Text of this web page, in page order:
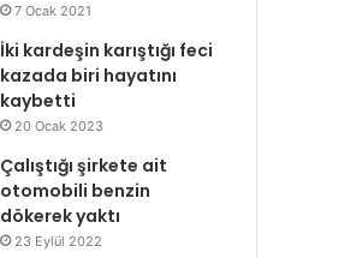
7 Ocak 2021
İki kardeşin karıştığı feci
kazada biri hayatını
kaybetti
20 Ocak 2023
Çalıştığı şirkete ait
otomobili benzin
dökerek yaktı
23 Eylül 2022